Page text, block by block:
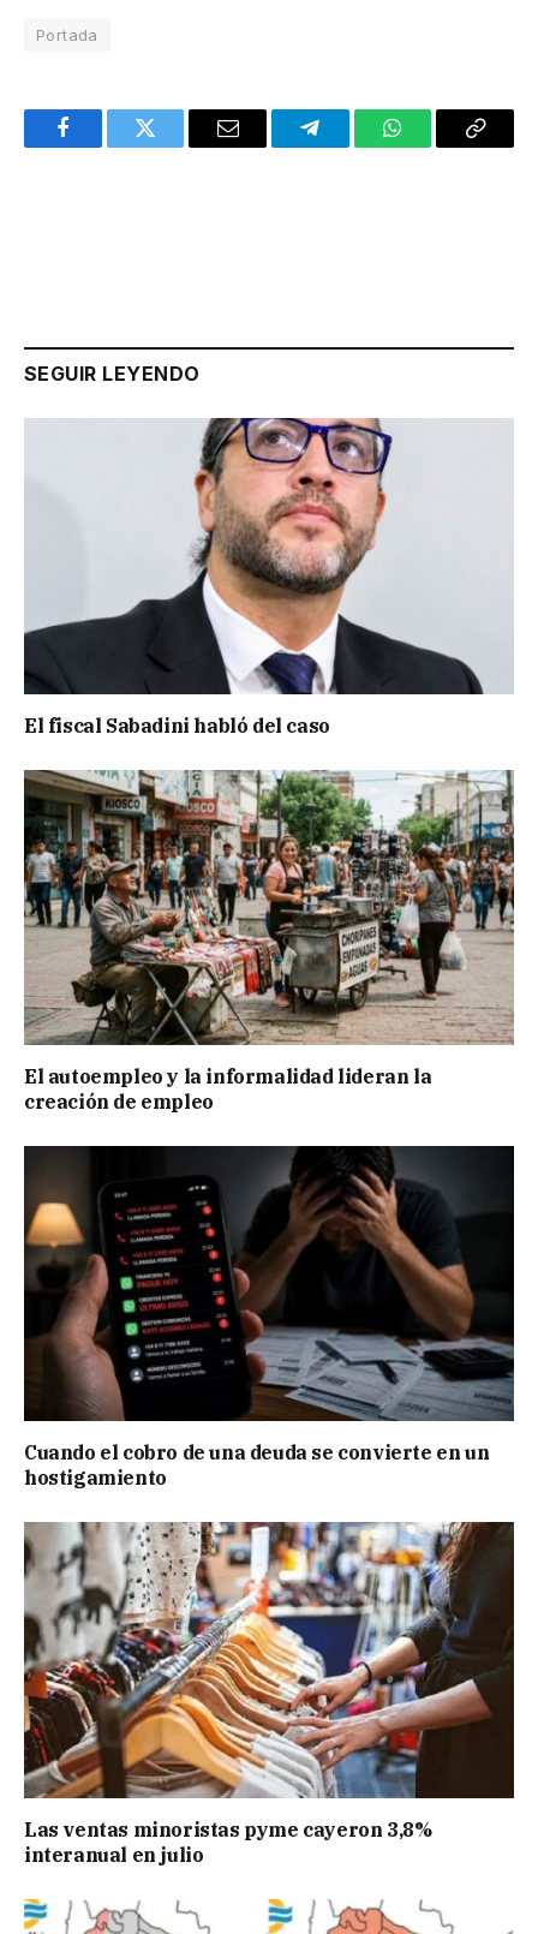
Portada
FacebookTwitter Email TelegramWhatsAppCopy
SEGUIR LEYENDO
El fiscal Sabadini habló del caso
El autoempleo y la informalidad lideran la
creación de empleo
Cuando el cobro de una deuda se convierte en un
hostigamiento
Las ventas minoristas pyme cayeron 3,8%
interanual en julio